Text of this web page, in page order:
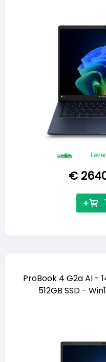
€
ProBook 4 G2a AI -
512GB SSD -